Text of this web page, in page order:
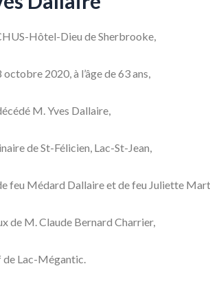
Hôtel-Dieu de Sherbrooke,
octobre 2020, à l’âge de 63 ans,
M. Yves Dallaire,
de St-Félicien, Lac-St-Jean,
feu Médard Dallaire et de feu Juliette
de M. Claude Bernard Charrier,
de Lac-Mégantic.